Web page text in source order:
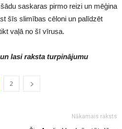
saskaras pirmo reizi un mēģina
šīs slimības cēloni un palīdzēt
vaļā no šī vīrusa.
lasi raksta turpinājumu
2
Nākamais raksts